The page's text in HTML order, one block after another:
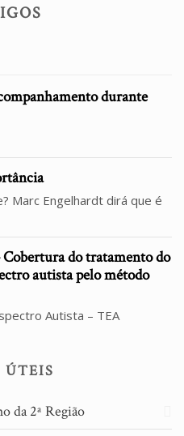
durante
Marc Engelhardt dirá que é
Cobertura do tratamento do
autista pelo método
Autista – TEA
ÚTEIS
da 2ª Região